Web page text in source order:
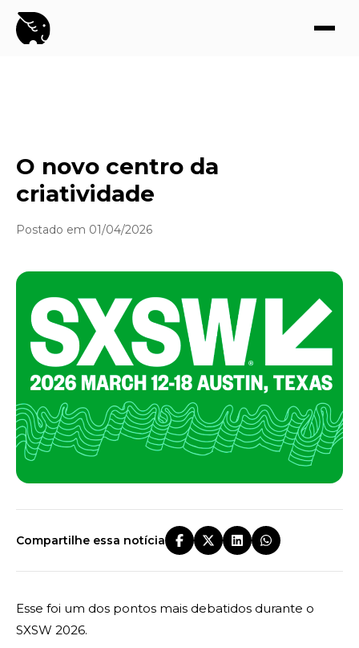
O novo centro da
criatividade
Postado em 01/04/2026
Compartilhe essa notícia
Esse foi um dos pontos mais debatidos durante o
SXSW 2026.